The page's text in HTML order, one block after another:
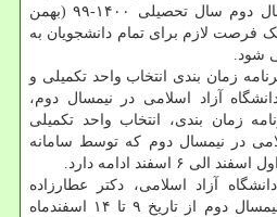
انتخاب واحد خود برای نیمسال دوم سال تحصیلی ۱۴۰۰-۹۹ (بهمن
فرصت لازم برای تمام دانشجویان به
شود.
زمان بندی انتخاب واحد تکمیلی و
آزاد اسلامی در نیمسال دوم،
زمان بندی، انتخاب واحد تکمیلی
در نیمسال دوم که توسط سامانه
اسفند ادامه دارد.
آزاد اسلامی، دکتر عطارزاده
اضافه کرد: حذف و اضافه نیمسال دوم از تاریخ ۹ تا ۱۴ اسفندماه